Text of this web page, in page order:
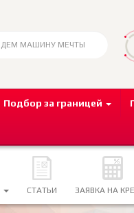
Подбор за границей
СТАТЬИ ЗАЯВКА НА